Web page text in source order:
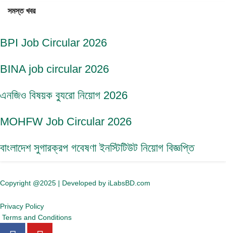
সমস্ত খবর
BPI Job Circular 2026
BINA job circular 2026
এনজিও বিষয়ক ব্যুরো নিয়োগ 2026
MOHFW Job Circular 2026
বাংলাদেশ সুগারক্রপ গবেষণা ইনস্টিটিউট নিয়োগ বিজ্ঞপ্তি
Copyright @2025 | Developed by iLabsBD.com
Privacy Policy
Terms and Conditions